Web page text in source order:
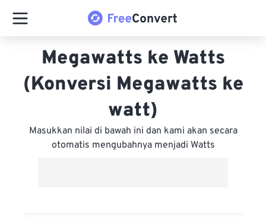
Megawatts ke Watts
(Konversi Megawatts ke
watt)
Masukkan nilai di bawah ini dan kami akan secara
otomatis mengubahnya menjadi Watts